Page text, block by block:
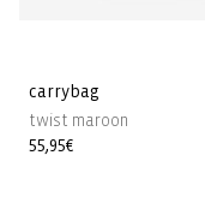
carrybag
twist maroon
Prix
55,95€